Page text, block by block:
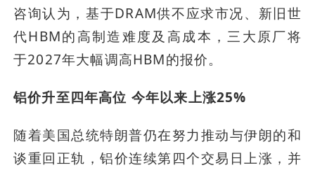
咨询认为，基于DRAM供不应求市况、新旧世
代HBM的高制造难度及高成本，三大原厂将
于2027年大幅调高HBM的报价。
铝价升至四年高位 今年以来上涨25%
随着美国总统特朗普仍在努力推动与伊朗的和
谈重回正轨，铝价连续第四个交易日上涨，并